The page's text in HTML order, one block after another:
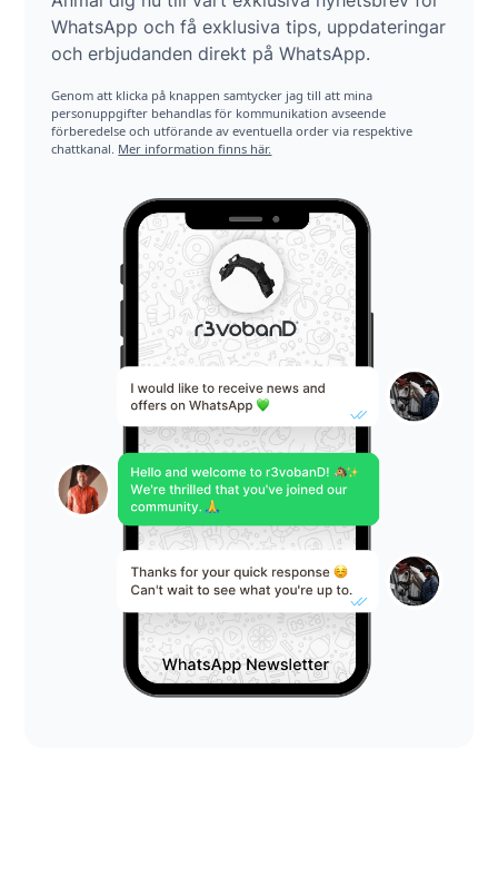
WhatsApp och få exklusiva tips, uppdateringar
och erbjudanden direkt på WhatsApp.
Genom att klicka på knappen samtycker jag till att mina
personuppgifter behandlas för kommunikation avseende
förberedelse och utförande av eventuella order via respektive
chattkanal. Mer information finns här.